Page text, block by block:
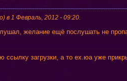
в 1 Февраль, 2012 - 09:20.
желание ещё послушать не
ссылку загрузки, а то ех.юа уже